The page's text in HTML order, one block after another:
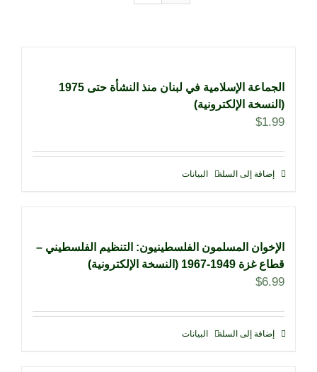
الجماعة الإسلامية في لبنان منذ النشأة حتى 1975
(النسخة الإلكترونية)
$1.99
إضافة إلى السلة البيانات
الإخوان المسلمون الفلسطينيون: التنظيم الفلسطيني –
قطاع غزة 1949-1967 (النسخة الإلكترونية)
$6.99
إضافة إلى السلة البيانات